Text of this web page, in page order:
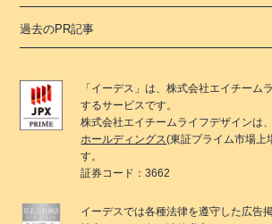
過去のPR記事
「 イーデス 」は、株式会社エイチーム
するサービスです。
株式会社エイチームライフデザインは
ホールディングス(東証プライム市場上
す。
証券コード：3662
イーデスでは各種法律を遵守した広告